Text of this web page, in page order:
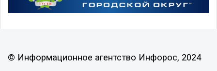
© Информационное агентство Инфорос, 2024